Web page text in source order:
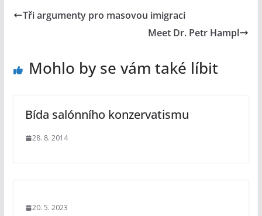
Tři argumenty pro masovou imigraci
Meet Dr. Petr Hampl
Mohlo by se vám také líbit
Bída salónního konzervatismu
28. 8. 2014
20. 5. 2023